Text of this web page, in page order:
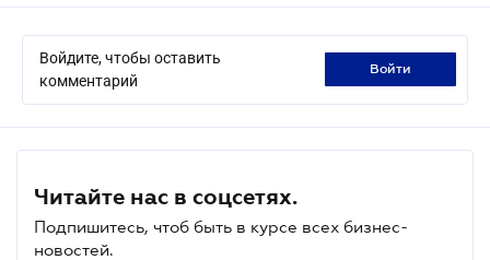
Войдите, чтобы оставить
комментарий
войти
Читайте нас в соцсетях.
Подпишитесь, чтоб быть в курсе всех бизнес-
новостей.